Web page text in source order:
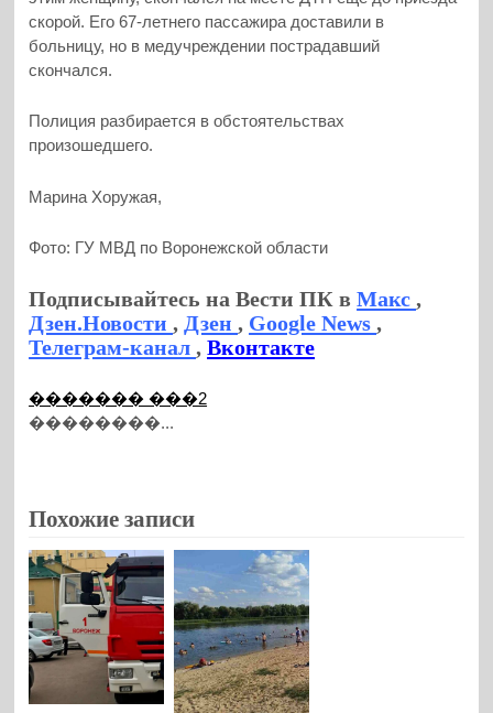
скорой. Его 67-летнего пассажира доставили в
больницу, но в медучреждении пострадавший
скончался.
Полиция разбирается в обстоятельствах
произошедшего.
Марина Хоружая,
Фото: ГУ МВД по Воронежской области
Подписывайтесь на Вести ПК вМакс,
Дзен.Новости, Дзен, Google News,
Телеграм-канал,Вконтакте
������� ���2
��������...
Похожие записи